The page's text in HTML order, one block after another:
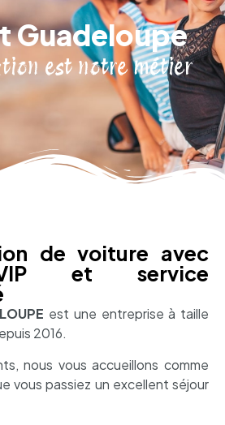
Guadeloupe
est notre métier
de voiture avec
et service
est une entreprise à taille
2016.
nous vous accueillons comme
vous passiez un excellent séjour